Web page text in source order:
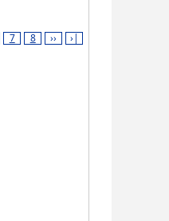
7 8 ›› ›|